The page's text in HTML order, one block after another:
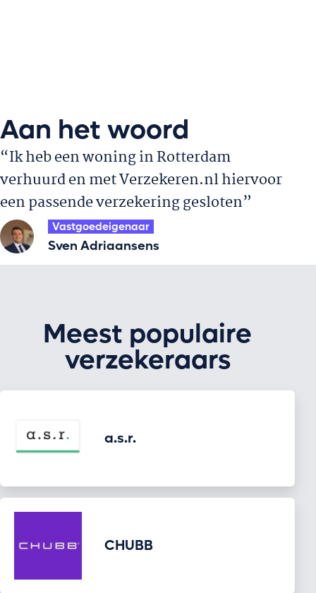
Aan het woord
“Ik heb een woning in Rotterdam
verhuurd en met Verzekeren.nl hiervoor
een passende verzekering gesloten”
Vastgoedeigenaar
Sven Adriaansens
Meest populaire
verzekeraars
a.s.r.
CHUBB